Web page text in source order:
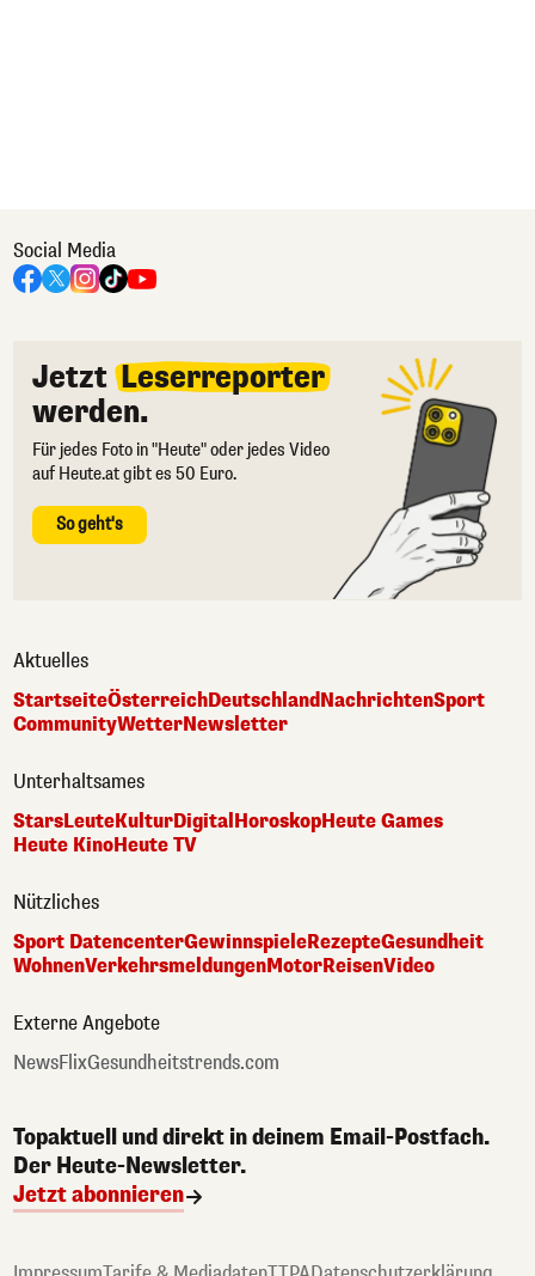
Social Media
Jetzt Leserreporter
werden.
Für jedes Foto in "Heute" oder jedes Video
auf Heute.at gibt es 50 Euro.
So geht's
Aktuelles
StartseiteÖsterreichDeutschlandNachrichtenSport
CommunityWetterNewsletter
Unterhaltsames
StarsLeuteKulturDigitalHoroskopHeute Games
Heute KinoHeute TV
Nützliches
Sport DatencenterGewinnspieleRezepteGesundheit
WohnenVerkehrsmeldungenMotorReisenVideo
Externe Angebote
NewsFlixGesundheitstrends.com
Topaktuell und direkt in deinem Email-Postfach.
Der Heute-Newsletter.
Jetzt abonnieren